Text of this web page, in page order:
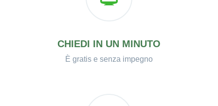
CHIEDI IN UN MINUTO
È gratis e senza impegno